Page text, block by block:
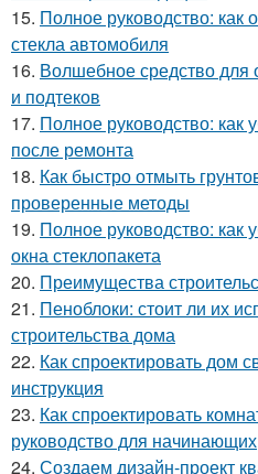
15. Полное руководство: как
стекла автомобиля
16. Волшебное средство для
и подтеков
17. Полное руководство: как
после ремонта
18. Как быстро отмыть
проверенные методы
19. Полное руководство: как
окна стеклопакета
20. Преимущества
21. Пеноблоки: стоит ли их
строительства дома
22. Как спроектировать дом
инструкция
23. Как спроектировать
руководство для начинающих
24. Создаем дизайн-проект